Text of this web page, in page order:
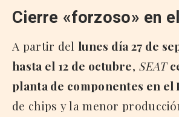
Cierre «forzoso» en
A partir del lunes día 27 de
hasta el 12 de octubre, SEAT
planta de componentes en el
de chips y la menor